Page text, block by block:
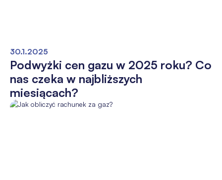
30.1.2025
Podwyżki cen gazu w 2025 roku? Co
nas czeka w najbliższych
miesiącach?